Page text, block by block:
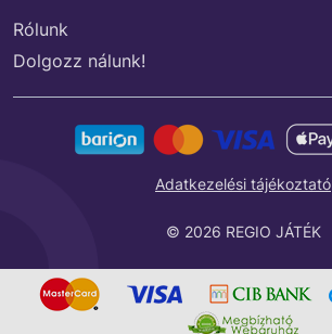
Rólunk
Dolgozz nálunk!
© 2026 REGIO JÁTÉK
Adatkezelési tájékoztató